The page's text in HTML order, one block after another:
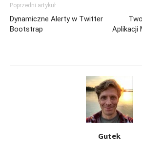
Poprzedni artykuł
Dynamiczne Alerty w Twitter
Bootstrap
Aplikacji
Gutek